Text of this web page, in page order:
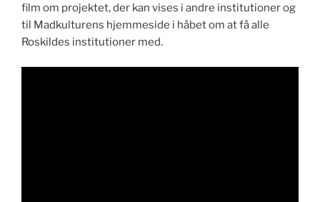
film om pro­jek­tet, der kan vis­es i andre insti­tu­tion­er og
til Mad­kul­turens hjemme­side i håbet om at få alle
Roskildes insti­tu­tion­er med.